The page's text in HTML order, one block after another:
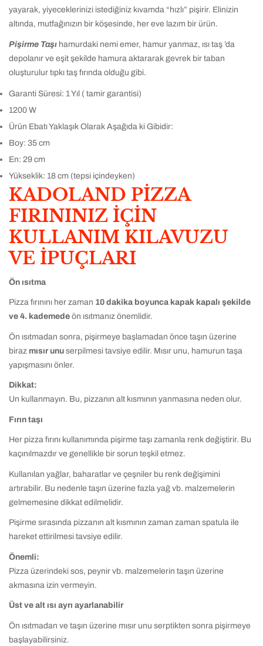
yayarak, yiyeceklerinizi istediğiniz kıvamda “hızlı” pişirir. Elinizin
altında, mutfağınızın bir köşesinde, her eve lazım bir ürün.
Pişirme Taşı hamurdaki nemi emer, hamur yanmaz, ısı taş ’da
depolanır ve eşit şekilde hamura aktararak gevrek bir taban
oluşturulur tıpkı taş fırında olduğu gibi.
Garanti Süresi: 1 Yıl ( tamir garantisi)
1200 W
Ürün Ebatı Yaklaşık Olarak Aşağıda ki Gibidir:
Boy: 35 cm
En: 29 cm
Yükseklik: 18 cm (tepsi içindeyken)
KADOLAND PİZZA
FIRININIZ İÇİN
KULLANIM KILAVUZU
VE İPUÇLARI
Ön ısıtma
Pizza fırınını her zaman 10 dakika boyunca kapak kapalı şekilde
ve 4. kademede ön ısıtmanız önemlidir.
Ön ısıtmadan sonra, pişirmeye başlamadan önce taşın üzerine
biraz mısır unu serpilmesi tavsiye edilir. Mısır unu, hamurun taşa
yapışmasını önler.
Dikkat:
Un kullanmayın. Bu, pizzanın alt kısmının yanmasına neden olur.
Fırın taşı
Her pizza fırını kullanımında pişirme taşı zamanla renk değiştirir. Bu
kaçınılmazdır ve genellikle bir sorun teşkil etmez.
Kullanılan yağlar, baharatlar ve çeşniler bu renk değişimini
artırabilir. Bu nedenle taşın üzerine fazla yağ vb. malzemelerin
gelmemesine dikkat edilmelidir.
Pişirme sırasında pizzanın alt kısmının zaman zaman spatula ile
hareket ettirilmesi tavsiye edilir.
Önemli:
Pizza üzerindeki sos, peynir vb. malzemelerin taşın üzerine
akmasına izin vermeyin.
Üst ve alt ısı ayrı ayarlanabilir
Ön ısıtmadan ve taşın üzerine mısır unu serptikten sonra pişirmeye
başlayabilirsiniz.